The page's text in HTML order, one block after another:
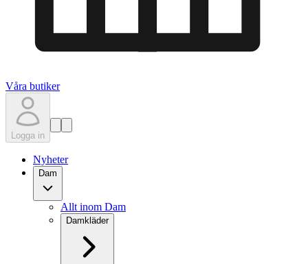
Våra butiker
Logga in
Nyheter
Dam
Allt inom Dam
Damkläder